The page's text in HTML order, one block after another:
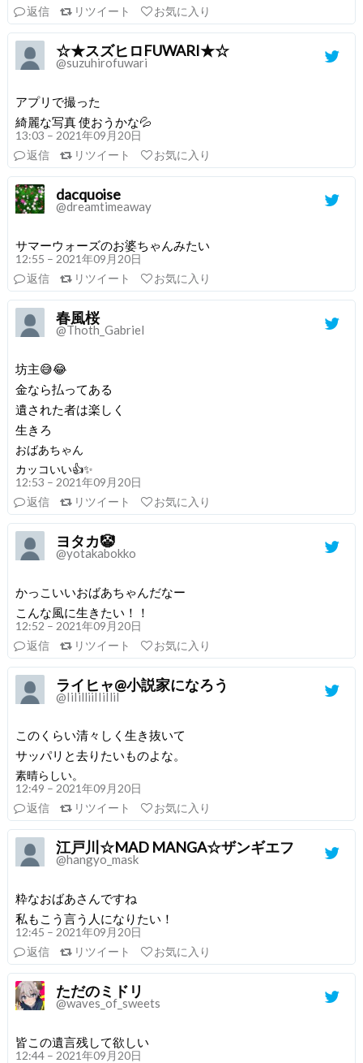
返信
リツイート お気に入り
☆★スズヒロFUWARI★☆
@suzuhirofuwari
アプリで撮った
綺麗な写真 使おうかな💦
13:03 – 2021年09月20日
返信
リツイート お気に入り
dacquoise
@dreamtimeaway
サマーウォーズのお婆ちゃんみたい
12:55 – 2021年09月20日
返信
リツイート お気に入り
春風桜
@Thoth_Gabriel
坊主😅😂
金なら払ってある
遺された者は楽しく
生きろ
おばあちゃん
カッコいい👍✨
12:53 – 2021年09月20日
返信
リツイート お気に入り
ヨタカ🤡
@yotakabokko
かっこいいおばあちゃんだなー
こんな風に生きたい！！
12:52 – 2021年09月20日
返信
リツイート お気に入り
ライヒャ@小説家になろう
@IiIilliiIIiIlil
このくらい清々しく生き抜いて
サッパリと去りたいものよな。
素晴らしい。
12:49 – 2021年09月20日
返信
リツイート お気に入り
江戸川☆MAD MANGA☆ザンギエフ
@hangyo_mask
粋なおばあさんですね
私もこう言う人になりたい！
12:45 – 2021年09月20日
返信
リツイート お気に入り
ただのミドリ
@waves_of_sweets
皆この遺言残して欲しい
12:44 – 2021年09月20日